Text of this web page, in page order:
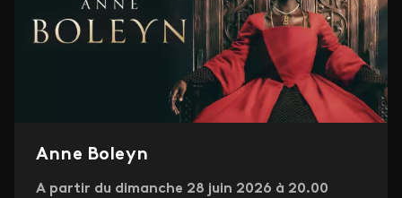
Anne Boleyn
A partir du dimanche 28 juin 2026 à 20.00